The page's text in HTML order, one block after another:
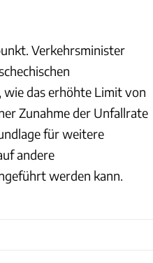
Verkehrsminister
das erhöhte Limit von
Zunahme der Unfallrate
für weitere
andere
werden kann.